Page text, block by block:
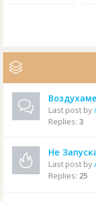
Last post by
Replies: 3
Не
Last post by
Replies: 25